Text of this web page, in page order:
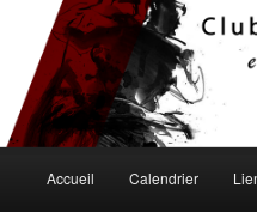
contenu
principal
principal
Accueil Calendrier